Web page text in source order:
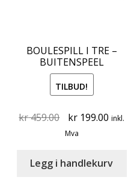
BOULESPILL I TRE –
BUITENSPEEL
TILBUD!
kr459.00
Original
price
kr 459.00.
kr 199.00
kr
inkl.
Mva
Legg i handlekurv